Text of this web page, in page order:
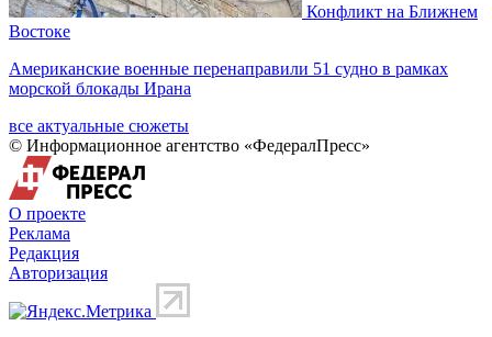
Конфликт на Ближнем
Востоке
Американские военные перенаправили 51 судно в рамках
морской блокады Ирана
все актуальные сюжеты
© Информационное агентство «ФедералПресс»
О проекте
Реклама
Редакция
Авторизация